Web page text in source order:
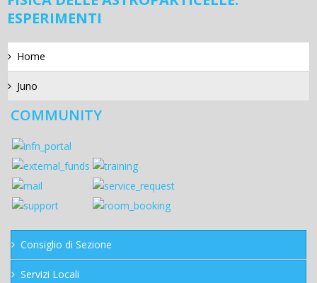
ESPERIMENTI
Home
Juno
COMMUNITY
Consiglio di Sezione
Servizi Locali